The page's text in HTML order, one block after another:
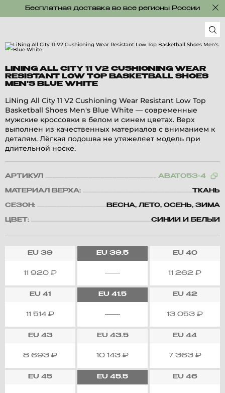
Бесплатная доставка во все регионы России
LINING ALL CITY 11 V2 CUSHIONING WEAR
RESISTANT LOW TOP BASKETBALL SHOES
MEN'S BLUE WHITE
LiNing All City 11 V2 Cushioning Wear Resistant Low Top
Basketball Shoes Men's Blue White — современные
мужские кроссовки в белом и синем цветах. Верх
выполнен из качественных материалов с вниманием к
деталям. Лёгкая подошва не утяжеляет модель при
длительной носке.
АРТИКУЛ ABAT053-4
МАТЕРИАЛ ВЕРХА: ТКАНЬ
СЕЗОН: ВЕСНА, ЛЕТО, ОСЕНЬ, ЗИМА
ЦВЕТ: СИНИЙ И БЕЛЫЙ
EU 39
11 920 ₽
EU 39.5 EU40
11 262 ₽
EU 41
11 514 ₽
EU 41.5 EU42
13 053 ₽
EU43
8 693 ₽
EU43.5
10 143 ₽
EU 44
7 363 ₽
EU 45 EU 45.5 EU46